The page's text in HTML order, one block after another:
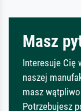
Masz
Interesuje Cię
naszej
masz
Potrzebujesz